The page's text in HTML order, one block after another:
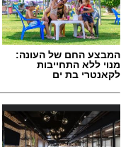
המבצע החם של העונה:
מנוי ללא התחייבות
לקאנטרי בת ים